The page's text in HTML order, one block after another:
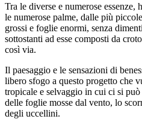
Tra le diverse e numerose essenze,
le numerose palme, dalle più
grossi e foglie enormi, senza
sottostanti ad esse composti da
così via.
Il paesaggio e le sensazioni di
libero sfogo a questo progetto che
tropicale e selvaggio in cui ci si
delle foglie mosse dal vento, lo
degli uccellini.